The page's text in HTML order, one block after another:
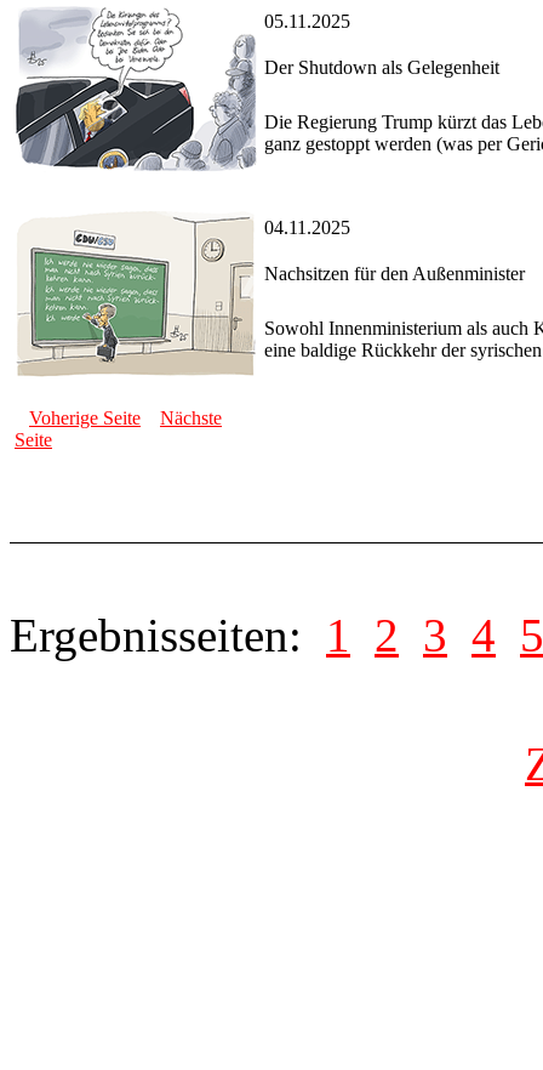
05.11.2025
Der Shutdown als Gelegenheit
Die Regierung Trump kürzt das
ganz gestoppt werden (was per
04.11.2025
Nachsitzen für den Außenminister
Sowohl Innenministerium als auch
eine baldige Rückkehr der
Voherige Seite
Nächste
Seite
Ergebnisseiten: 1 2 3 4 5